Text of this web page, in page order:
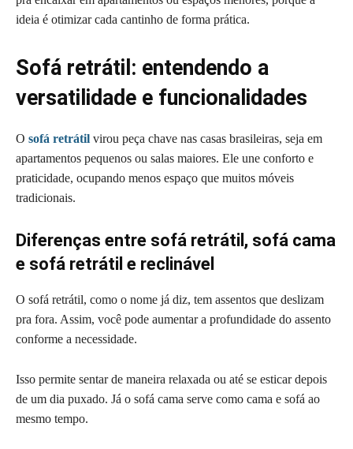
ideia é otimizar cada cantinho de forma prática.
Sofá retrátil: entendendo a
versatilidade e funcionalidades
O sofá retrátil virou peça chave nas casas brasileiras, seja em
apartamentos pequenos ou salas maiores. Ele une conforto e
praticidade, ocupando menos espaço que muitos móveis
tradicionais.
Diferenças entre sofá retrátil, sofá cama
e sofá retrátil e reclinável
O sofá retrátil, como o nome já diz, tem assentos que deslizam
pra fora. Assim, você pode aumentar a profundidade do assento
conforme a necessidade.
Isso permite sentar de maneira relaxada ou até se esticar depois
de um dia puxado. Já o sofá cama serve como cama e sofá ao
mesmo tempo.